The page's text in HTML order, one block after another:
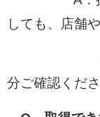
しても、店舗
発行の際
分ご確認くださ